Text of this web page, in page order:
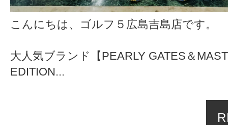
こんにちは、ゴルフ５広島吉島店です。
大人気ブランド【PEARLY GATES＆
EDITION...